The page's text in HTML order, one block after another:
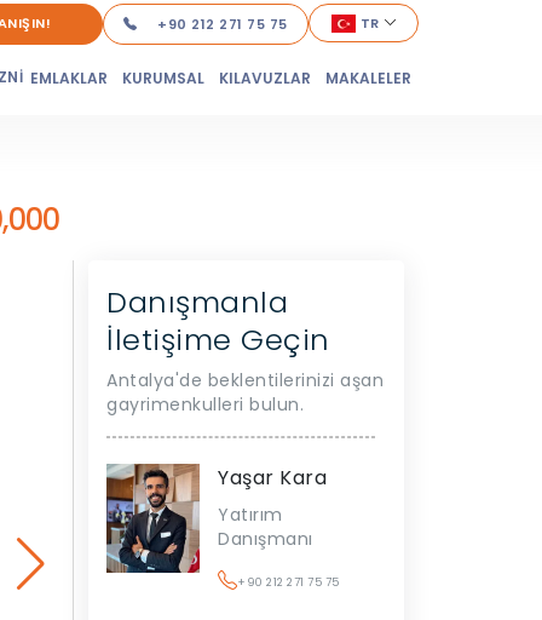
+90 212 271 75 75 TR
EMLAKLAR KURUMSAL KILAVUZLAR MAKALELER
Danışmanla
İletişime Geçin
Antalya'de beklentilerinizi aşan
gayrimenkulleri bulun.
Yaşar Kara
Yatırım
Danışmanı
+90 212 271 75 75